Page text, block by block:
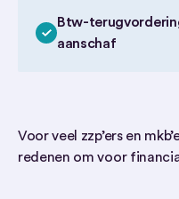
Btw-
aanschaf
Voor veel zzp’ers en
redenen om voor